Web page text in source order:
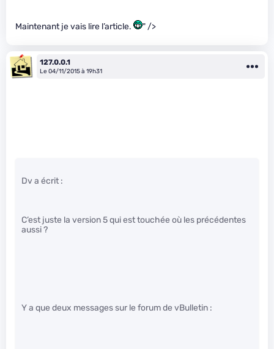
Maintenant je vais lire l’article. " />
127.0.0.1
Le 04/11/2015 à 19h31
Dv a écrit :
C’est juste la version 5 qui est touchée où les précédentes
aussi ?
Y a que deux messages sur le forum de vBulletin :